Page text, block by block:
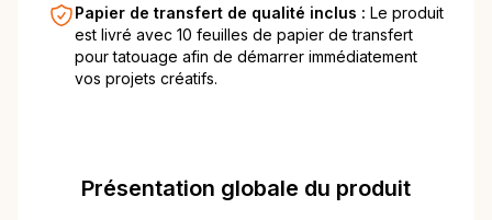
Papier de transfert de qualité inclus : Le produit
est livré avec 10 feuilles de papier de transfert
pour tatouage afin de démarrer immédiatement
vos projets créatifs.
Présentation globale du produit